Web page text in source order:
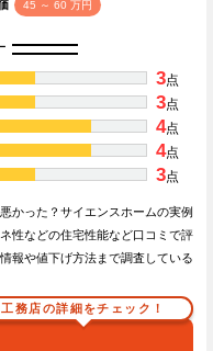
45 ～ 60 万円
3点
3点
4点
4点
3点
かった？サイエンスホームの実例
性などの住宅性能など口コミで評
報や値下げ方法まで調査している
工務店の詳細をチェック！